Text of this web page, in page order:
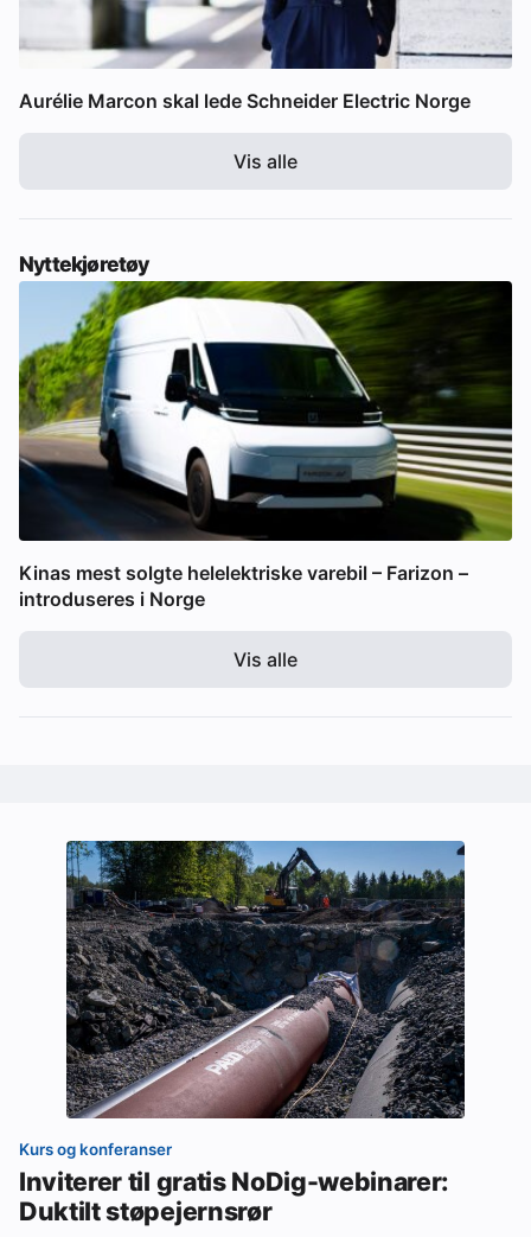
Aurélie Marcon skal lede Schneider Electric Norge
Vis alle
Nyttekjøretøy
Kinas mest solgte helelektriske varebil – Farizon –
introduseres i Norge
Vis alle
Kurs og konferanser
Inviterer til gratis NoDig-webinarer:
Duktilt støpejernsrør